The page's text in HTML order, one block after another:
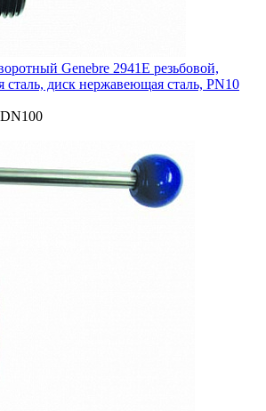
Genebre 2941E резьбовой,
диск нержавеющая сталь, PN10